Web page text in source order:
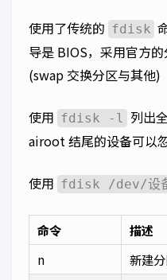
使用了传统的 fdisk
导是 BIOS，采用官方
(swap 交换分区与其他)
使用 fdisk -l
列出
airoot 结尾的设备可以
使用 fdisk /dev/设
命令
描述
n
新建